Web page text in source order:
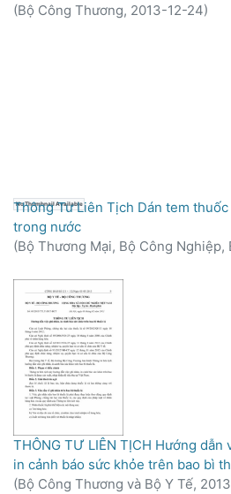
(Bộ Công Thương, 2013-12-24)
No Thumbnail Available
Thông Tư Liên Tịch Dán tem
trong nước
(Bộ Thương Mại, Bộ Công Nghiệp,
THÔNG TƯ LIÊN TỊCH Hướng dẫn
in cảnh báo sức khỏe trên bao bì
(Bộ Công Thương và Bộ Y Tế,